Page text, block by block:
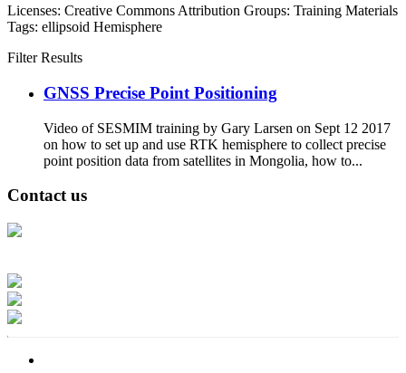
Licenses: Creative Commons Attribution Groups: Training Materials
Tags: ellipsoid Hemisphere
Filter Results
GNSS Precise Point Positioning
Video of SESMIM training by Gary Larsen on Sept 12 2017
on how to set up and use RTK hemisphere to collect precise
point position data from satellites in Mongolia, how to...
Contact us